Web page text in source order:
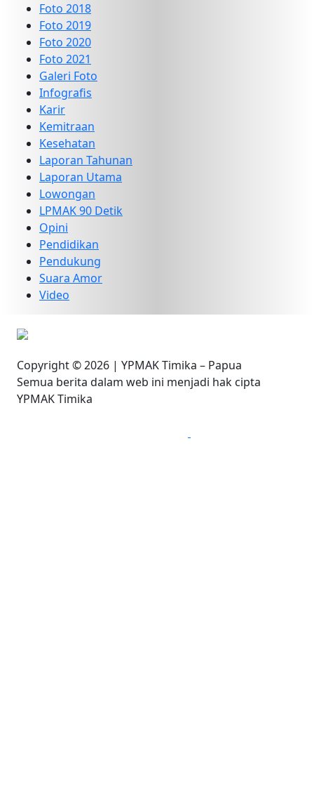
Foto 2018
Foto 2019
Foto 2020
Foto 2021
Galeri Foto
Infografis
Karir
Kemitraan
Kesehatan
Laporan Tahunan
Laporan Utama
Lowongan
LPMAK 90 Detik
Opini
Pendidikan
Pendukung
Suara Amor
Video
Copyright © 2026 | YPMAK Timika – Papua
Semua berita dalam web ini menjadi hak cipta
YPMAK Timika